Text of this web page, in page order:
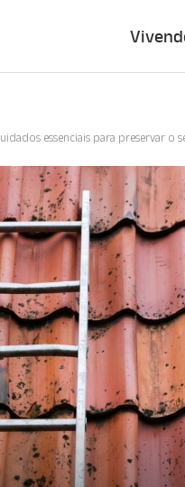
essenciais para preservar o